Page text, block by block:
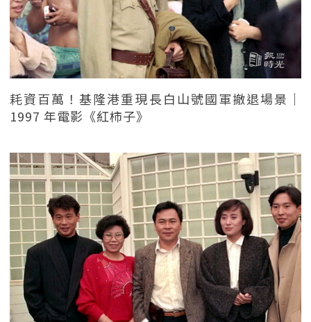
耗資百萬！基隆港重現長白山號國軍撤退場景｜
1997 年電影《紅柿子》